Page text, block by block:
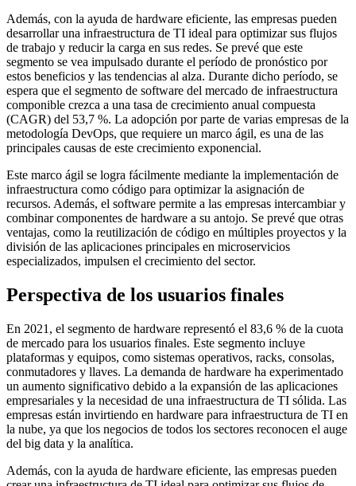
Además, con la ayuda de hardware eficiente, las empresas pueden
desarrollar una infraestructura de TI ideal para optimizar sus flujos
de trabajo y reducir la carga en sus redes. Se prevé que este
segmento se vea impulsado durante el período de pronóstico por
estos beneficios y las tendencias al alza. Durante dicho período, se
espera que el segmento de software del mercado de infraestructura
componible crezca a una tasa de crecimiento anual compuesta
(CAGR) del 53,7 %. La adopción por parte de varias empresas de la
metodología DevOps, que requiere un marco ágil, es una de las
principales causas de este crecimiento exponencial.
Este marco ágil se logra fácilmente mediante la implementación de
infraestructura como código para optimizar la asignación de
recursos. Además, el software permite a las empresas intercambiar y
combinar componentes de hardware a su antojo. Se prevé que otras
ventajas, como la reutilización de código en múltiples proyectos y la
división de las aplicaciones principales en microservicios
especializados, impulsen el crecimiento del sector.
Perspectiva de los usuarios finales
En 2021, el segmento de hardware representó el 83,6 % de la cuota
de mercado para los usuarios finales. Este segmento incluye
plataformas y equipos, como sistemas operativos, racks, consolas,
conmutadores y llaves. La demanda de hardware ha experimentado
un aumento significativo debido a la expansión de las aplicaciones
empresariales y la necesidad de una infraestructura de TI sólida. Las
empresas están invirtiendo en hardware para infraestructura de TI en
la nube, ya que los negocios de todos los sectores reconocen el auge
del big data y la analítica.
Además, con la ayuda de hardware eficiente, las empresas pueden